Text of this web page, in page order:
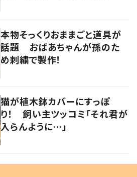
本物そっくりおままごと道具が
話題 おばあちゃんが孫のた
め刺繍で製作！
猫が植木鉢カバーにすっぽ
り！ 飼い主ツッコミ「それ君が
入らんように…」